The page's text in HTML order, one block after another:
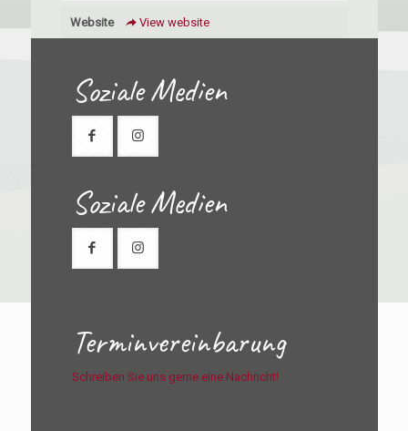
Website View website
Soziale Medien
Soziale Medien
Terminvereinbarung
Schreiben Sie uns gerne eine Nachricht!